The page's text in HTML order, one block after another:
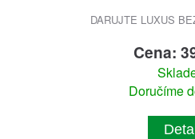
DARUJTE LUXUS
Cena:
Doručíme